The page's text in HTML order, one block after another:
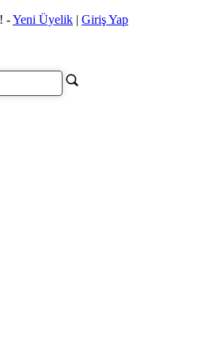
-Yeni Üyelik | Giriş Yap